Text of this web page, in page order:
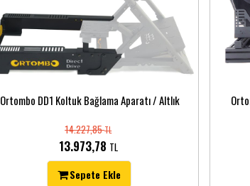
Ortombo DD1 Koltuk Bağlama Aparatı / Altlık
14.227,85TL
13.973,78 TL
Sepete Ekle